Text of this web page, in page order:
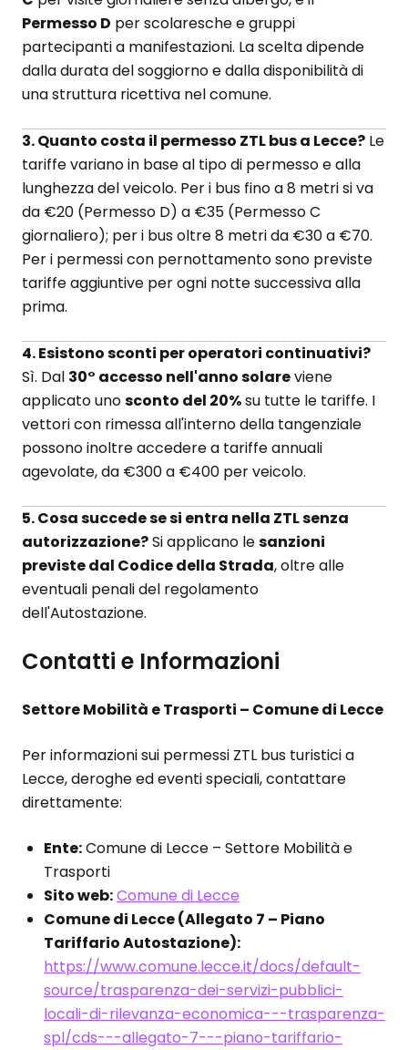
Permesso D per scolaresche e gruppi
partecipanti a manifestazioni. La scelta dipende
dalla durata del soggiorno e dalla disponibilità di
una struttura ricettiva nel comune.
3. Quanto costa il permesso ZTL bus a Lecce? Le
tariffe variano in base al tipo di permesso e alla
lunghezza del veicolo. Per i bus fino a 8 metri si va
da €20 (Permesso D) a €35 (Permesso C
giornaliero); per i bus oltre 8 metri da €30 a €70.
Per i permessi con pernottamento sono previste
tariffe aggiuntive per ogni notte successiva alla
prima.
4. Esistono sconti per operatori continuativi?
Sì. Dal 30° accesso nell'anno solareviene
applicato unosconto del 20%su tutte le tariffe. I
vettori con rimessa all'interno della tangenziale
possono inoltre accedere a tariffe annuali
agevolate, da €300 a €400 per veicolo.
5. Cosa succede se si entra nella ZTL senza
autorizzazione?Si applicano lesanzioni
previste dal Codice della Strada, oltre alle
eventuali penali del regolamento
dell'Autostazione.
Contatti e Informazioni
Settore Mobilità e Trasporti – Comune di Lecce
Per informazioni sui permessi ZTL bus turistici a
Lecce, deroghe ed eventi speciali, contattare
direttamente:
Ente:Comune di Lecce – Settore Mobilità e
Trasporti
Sito web:Comune di Lecce
Comune di Lecce (Allegato 7 – Piano
Tariffario Autostazione):
https://www.comune.lecce.it/docs/default-
source/trasparenza-dei-servizi-pubblici-
locali-di-rilevanza-economica---trasparenza-
spl/cds---allegato-7---piano-tariffario-